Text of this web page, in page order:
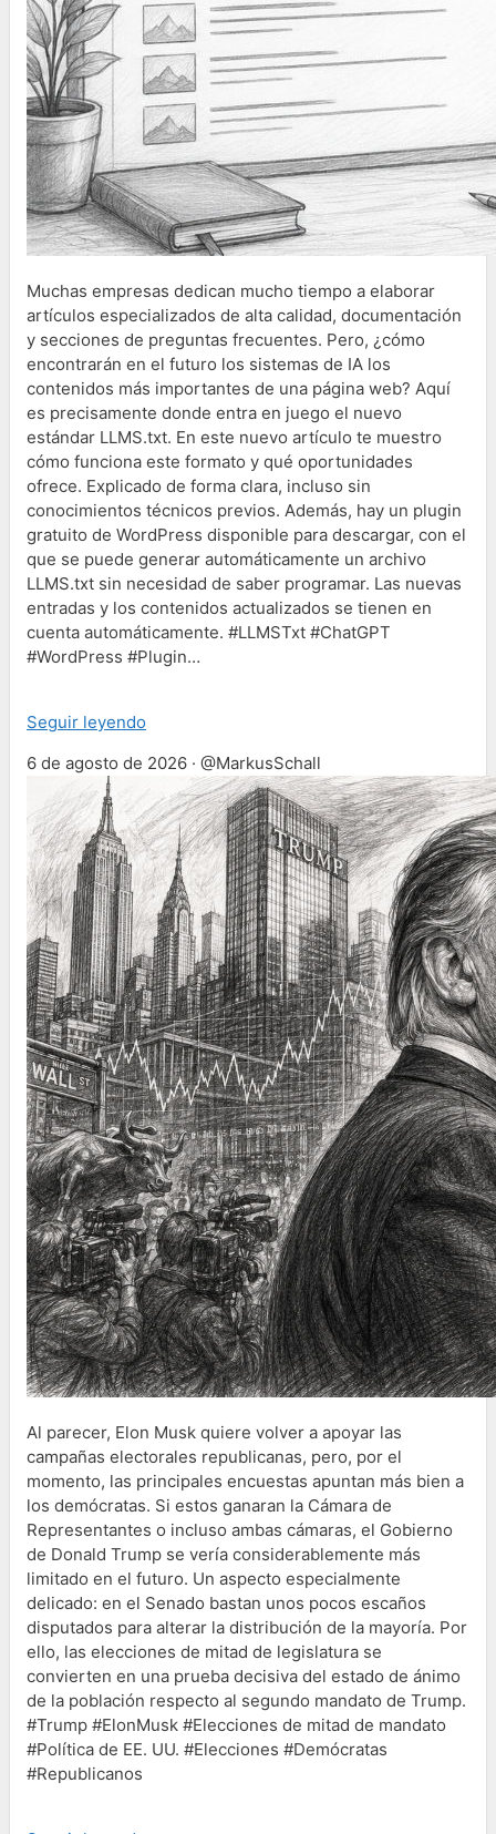
Muchas empresas dedican mucho tiempo a elaborar
artículos especializados de alta calidad, documentación
y secciones de preguntas frecuentes. Pero, ¿cómo
encontrarán en el futuro los sistemas de IA los
contenidos más importantes de una página web? Aquí
es precisamente donde entra en juego el nuevo
estándar LLMS.txt. En este nuevo artículo te muestro
cómo funciona este formato y qué oportunidades
ofrece. Explicado de forma clara, incluso sin
conocimientos técnicos previos. Además, hay un plugin
gratuito de WordPress disponible para descargar, con el
que se puede generar automáticamente un archivo
LLMS.txt sin necesidad de saber programar. Las nuevas
entradas y los contenidos actualizados se tienen en
cuenta automáticamente. #LLMSTxt #ChatGPT
#WordPress #Plugin…
Seguir leyendo
6 de agosto de 2026 · @MarkusSchall
Al parecer, Elon Musk quiere volver a apoyar las
campañas electorales republicanas, pero, por el
momento, las principales encuestas apuntan más bien a
los demócratas. Si estos ganaran la Cámara de
Representantes o incluso ambas cámaras, el Gobierno
de Donald Trump se vería considerablemente más
limitado en el futuro. Un aspecto especialmente
delicado: en el Senado bastan unos pocos escaños
disputados para alterar la distribución de la mayoría. Por
ello, las elecciones de mitad de legislatura se
convierten en una prueba decisiva del estado de ánimo
de la población respecto al segundo mandato de Trump.
#Trump #ElonMusk #Elecciones de mitad de mandato
#Política de EE. UU. #Elecciones #Demócratas
#Republicanos